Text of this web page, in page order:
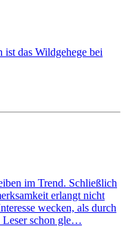
das Wildgehege bei
im Trend. Schließlich
erlangt nicht
wecken, als durch
Leser schon gle…